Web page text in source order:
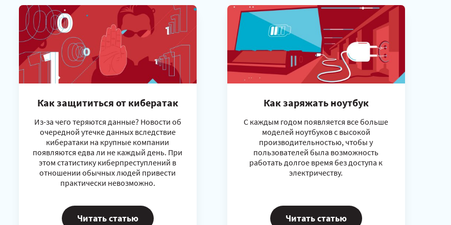
Как защититься от кибератак
Из-за чего теряются данные? Новости об
очередной утечке данных вследствие
кибератаки на крупные компании
появляются едва ли не каждый день. При
этом статистику киберпреступлений в
отношении обычных людей привести
практически невозможно.
Читать статью
Как заряжать ноутбук
С каждым годом появляется все больше
моделей ноутбуков с высокой
производительностью, чтобы у
пользователей была возможность
работать долгое время без доступа к
электричеству.
Читать статью